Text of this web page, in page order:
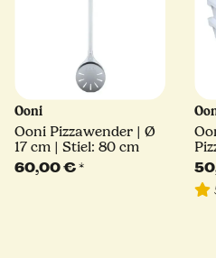
Ooni
Ooni Pizzawender | Ø
17 cm | Stiel: 80 cm
60,00 €*